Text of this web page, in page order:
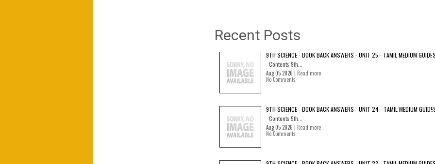
Recent Posts
9TH SCIENCE - BOOK BACK ANSWERS - UNIT 25 - TAMIL MEDIUM GUIDES
Contents 9th...
Aug 05 2026 | Read more
No Comments
9TH SCIENCE - BOOK BACK ANSWERS - UNIT 24 - TAMIL MEDIUM
Contents 9th...
Aug 05 2026 | Read more
No Comments